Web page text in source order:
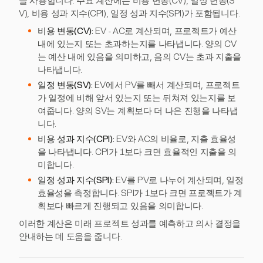
V), 비용 성과 지수(CPI), 일정 성과 지수(SPI)가 포함됩니다.
비용 변동(CV): EV - AC로 계산되며, 프로젝트가 예산
내에 있는지 또는 초과하는지를 나타냅니다. 양의 CV
는 예산 내에 있음을 의미하고, 음의 CV는 초과 지출을
나타냅니다.
일정 변동(SV): EV에서 PV를 빼서 계산되며, 프로젝트
가 일정에 비해 앞서 있는지 또는 뒤쳐져 있는지를 보
여줍니다. 양의 SV는 계획보다 더 나은 진행을 나타냅
니다.
비용 성과 지수(CPI): EV와 AC의 비율로, 지출 효율성
을 나타냅니다. CPI가 1보다 크면 효율적인 지출을 의
미합니다.
일정 성과 지수(SPI): EV를 PV로 나누어 계산되며, 일정
효율성을 측정합니다. SPI가 1보다 크면 프로젝트가 계
획보다 빠르게 진행되고 있음을 의미합니다.
이러한 계산은 미래 프로젝트 성과를 예측하고 의사 결정을
안내하는 데 도움을 줍니다.